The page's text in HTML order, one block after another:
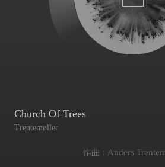
Church Of Trees
Trentemøller
作曲 : Anders